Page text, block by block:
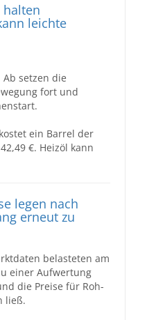
halten
leichte
setzen die
fort und
ein Barrel der
€. Heizöl kann
legen nach
erneut zu
belasteten am
einer Aufwertung
die Preise für Roh-
ließ.